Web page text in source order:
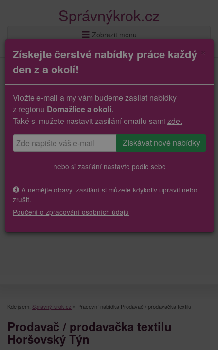
Správnýkrok.cz
Zobrazit menu
Kde jsem: Správný krok.cz » Pracovní nabídka Prodavač / prodavačka textilu
Prodavač / prodavačka textilu
Horšovský Týn
Získejte čerstvé nabídky práce každý
den z a okolí!
Vložte e-mail a my vám budeme zasílat nabídky
z regionu Domažlice a okolí.
Také si mužete nastavit zasílání emailu sami zde.
nebo si zasílání nastavte podle sebe
A nemějte obavy, zasílání si můžete kdykoliv upravit nebo
zrušit.
Poučení o zpracování osobních údajů